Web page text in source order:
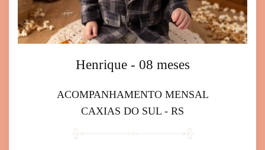
Henrique - 08 meses
ACOMPANHAMENTO MENSAL
CAXIAS DO SUL - RS